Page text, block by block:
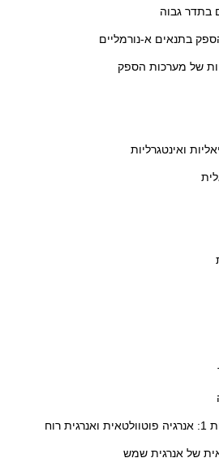
בתדר גבוה
בתנאים א-נורמליים
של מערכות הספק
ואינטגרליות
רוח
של אנרגית שמש